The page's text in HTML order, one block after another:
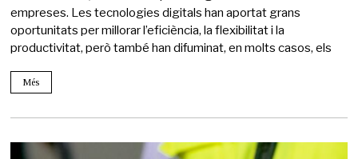
empreses. Les tecnologies digitals han aportat grans
oportunitats per millorar l’eficiència, la flexibilitat i la
productivitat, però també han difuminat, en molts casos, els
Més